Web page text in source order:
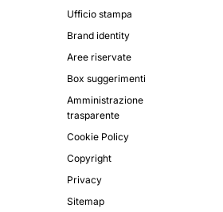
Ufficio stampa
Brand identity
Aree riservate
Box suggerimenti
Amministrazione
trasparente
Cookie Policy
Copyright
Privacy
Sitemap